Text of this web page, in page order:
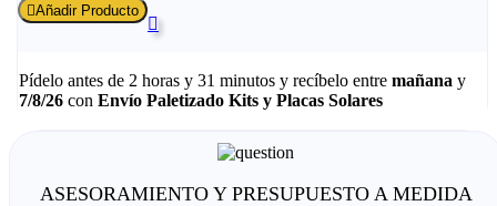
Añadir Producto

Pídelo antes de 2 horas y 31 minutos y recíbelo entre mañana y
7/8/26 con Envío Paletizado Kits y Placas Solares
ASESORAMIENTO Y PRESUPUESTO A MEDIDA